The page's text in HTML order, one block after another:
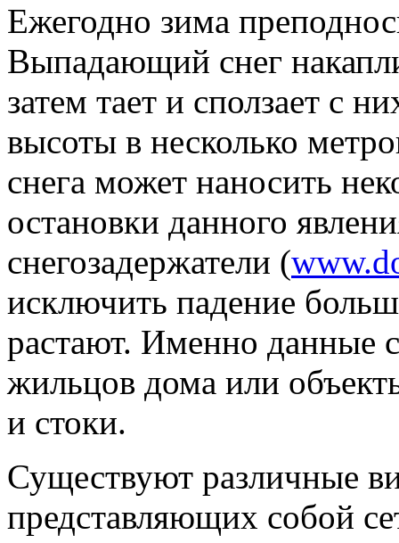
Ежегодно зима
Выпадающий снег
затем тает и сползает с
высоты в несколько
снега может наносить
остановки данного
снегозадержатели (
исключить падение
растают. Именно данные
жильцов дома или
и стоки.
Существуют различные
представляющих собой